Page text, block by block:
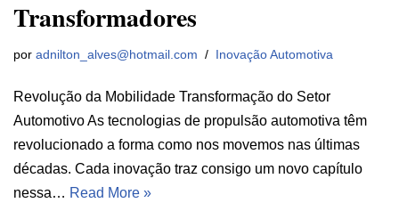
Transformadores
por adnilton_alves@hotmail.com Inovação Automotiva
Revolução da Mobilidade Transformação do Setor
Automotivo As tecnologias de propulsão automotiva têm
revolucionado a forma como nos movemos nas últimas
décadas. Cada inovação traz consigo um novo capítulo
nessa… Read More »